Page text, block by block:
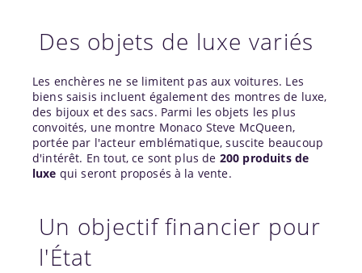
Des objets de luxe variés
Les enchères ne se limitent pas aux voitures. Les
biens saisis incluent également des montres de luxe,
des bijoux et des sacs. Parmi les objets les plus
convoités, une montre Monaco Steve McQueen,
portée par l'acteur emblématique, suscite beaucoup
d'intérêt. En tout, ce sont plus de 200 produits de
luxe qui seront proposés à la vente.
Un objectif financier pour
l'État